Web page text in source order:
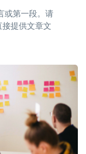
或第一段。请
提供文章文